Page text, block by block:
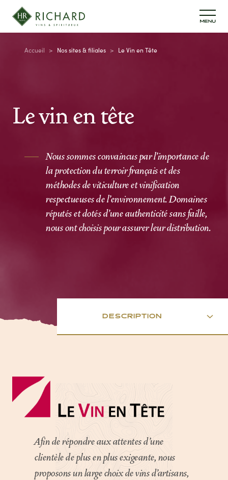
Aller au contenu principal
Fil d'Ariane
Accueil Nos sites & filiales Le Vin en Tête
Le vin en tête
Nous sommes convaincus par l'importance de
la protection du terroir français et des
méthodes de viticulture et vinification
respectueuses de l'environnement. Domaines
réputés et dotés d'une authenticité sans faille,
nous ont choisis pour assurer leur distribution.
Afin de répondre aux attentes d'une
clientèle de plus en plus exigeante, nous
proposons un large choix de vins d’artisans,